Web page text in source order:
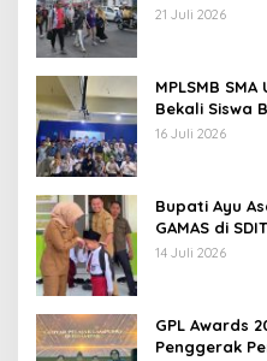
21 Juli 2026
MPLSMB
Bekali Siswa
Jurnalistik,
16 Juli 2026
Bupati Ayu
GAMAS di
14 Juli 2026
GPL Awards
Penggerak